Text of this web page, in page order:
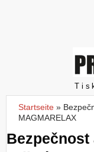
č
eSie sind
Startseite »
MAGMARELAX
Bezpečnost